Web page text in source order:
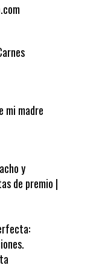
de premio |